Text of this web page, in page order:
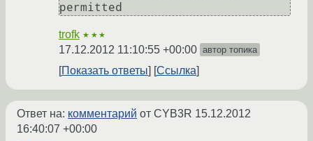
trofk ★★★
17.12.2012 11:10:55 +00:00 автор топика
Показать ответы Ссылка
Ответ на: комментарий от CYB3R 15.12.2012
16:40:07 +00:00